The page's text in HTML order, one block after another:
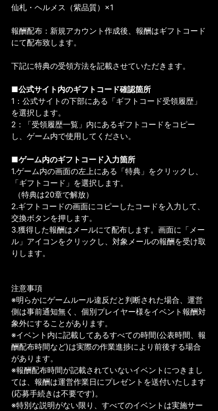
仙札・ヘルメス（紫品質）×1
報酬配布：新規アカウント作成後、報酬はギフトコード
にて配布致します。
下記に特典の受領方法を記載させていただきます。
■公式サイト内のギフトコード確認箇所
1：公式サイトの下部にある「ギフトコード受領履歴」
を選択します。
2：「受領履歴一覧」内にあるギフトコードをコピー
し、ゲーム内で使用してください。
■ゲーム内のギフトコード入力箇所
1.ゲーム内の画面の左上にある「特典」 をクリックし、
「ギフトコード」 を選択します。
（特典は20章で解放）
2.ギフトコードの画面にコピーしたコードを入力して、
交換ボタンを押します。
3.獲得した報酬はメールにて配布します。画面に「メー
ル」 アイコンをクリックし、対象メールの報酬を受け取
りします。
注意事項
※明らかにゲームルール違反だと判断された場合、運営
側は事前通知無く、個別プレイヤー様をイベント報酬対
象外にすることがあります。
※イベント内に記載してあるすべての時間(公表時間、報
酬配布時間など)は実際の作業進捗により前後する場合
があります。
※報酬配布時間が記載されていないイベントにつきまし
ては、報酬は運営作業日にプレゼントを送付いたします
(応募手続きは不要です)。
※特別な説明がない限り、すべてのイベントは実施サー